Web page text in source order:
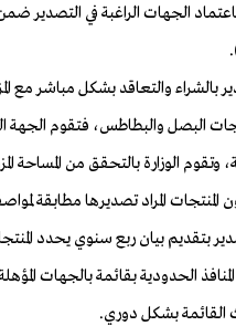
الجهات الراغبة في التصدير
البصل والبطاطس، فتقوم الجهة
وتقوم الوزارة بالتحقق من المساحة
المنافذ الحدودية بقائمة بالجهات
القائمة بشكل دوري.